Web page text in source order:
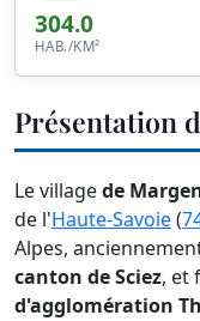
304.0
HAB./KM²
Présentation
Le villagede
de l'Haute-Savoie(
Alpes,
canton de Sciez, et
d'agglomération